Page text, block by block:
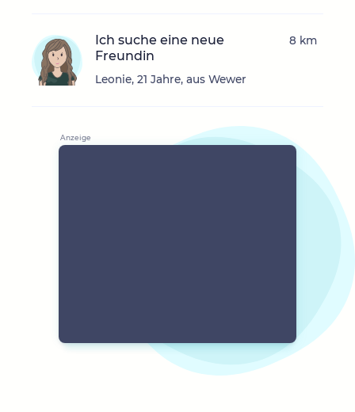
Ich suche eine neue
Freundin
Leonie, 21 Jahre, aus Wewer
8 km